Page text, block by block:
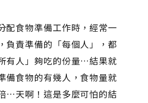
配食物準備工作時，經常一
負責準備的「每個人」，都
有人」夠吃的份量…結果就
備食物的有幾人，食物量就
…天啊！這是多麼可怕的結